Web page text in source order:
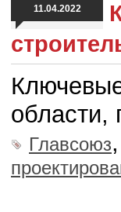
11.04.2022
области,
Главсоюз,